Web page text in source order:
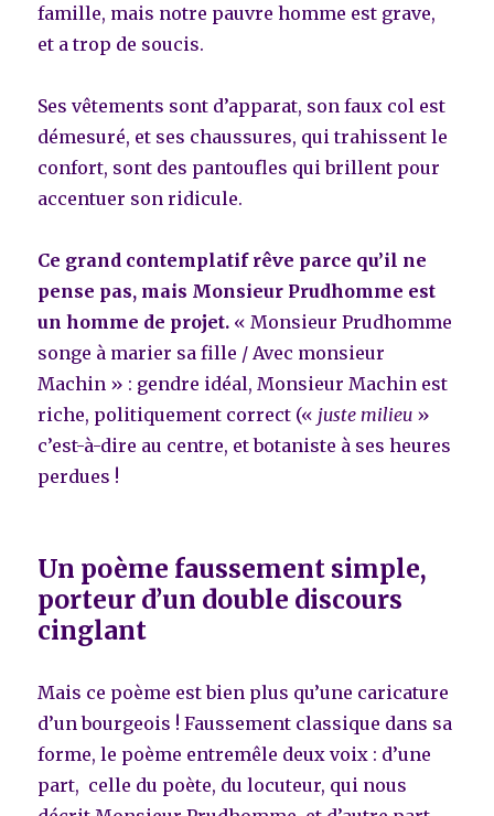
famille, mais notre pauvre homme est grave,
et a trop de soucis.
Ses vêtements sont d’apparat, son faux col est
démesuré, et ses chaussures, qui trahissent le
confort, sont des pantoufles qui brillent pour
accentuer son ridicule.
Ce grand contemplatif rêve parce qu’il ne
pense pas, mais Monsieur Prudhomme est
un homme de projet. « Monsieur Prudhomme
songe à marier sa fille / Avec monsieur
Machin » : gendre idéal, Monsieur Machin est
riche, politiquement correct (« juste milieu »
c’est-à-dire au centre, et botaniste à ses heures
perdues !
Un poème faussement simple,
porteur d’un double discours
cinglant
Mais ce poème est bien plus qu’une caricature
d’un bourgeois ! Faussement classique dans sa
forme, le poème entremêle deux voix : d’une
part, celle du poète, du locuteur, qui nous